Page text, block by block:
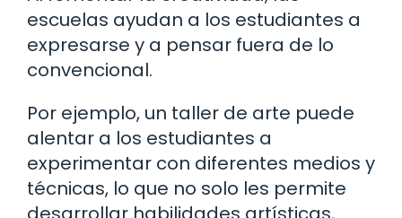
escuelas ayudan a los estudiantes a
expresarse y a pensar fuera de lo
convencional.
Por ejemplo, un taller de arte puede
alentar a los estudiantes a
experimentar con diferentes medios y
técnicas, lo que no solo les permite